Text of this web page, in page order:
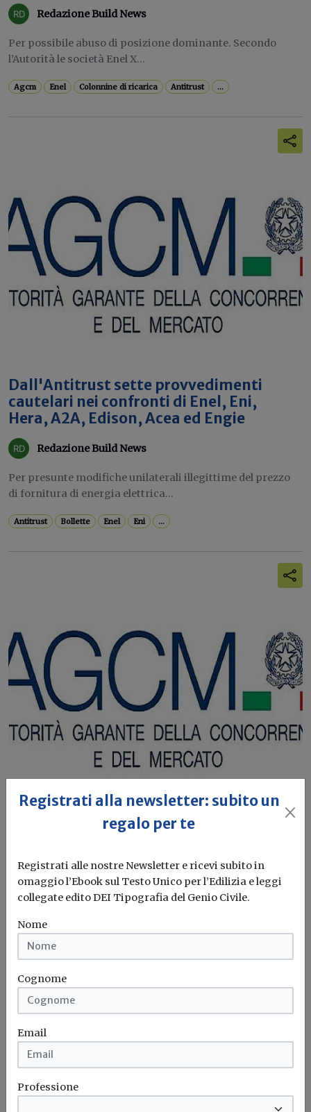
Redazione Build News
Per possibile abuso di posizione dominante. Secondo
l’Autorità le società Enel X...
Agcm Enel Colonnine di ricarica Antitrust ...
Dall'Antitrust sette provvedimenti
cautelari nei confronti di Enel, Eni,
Hera, A2A, Edison, Acea ed Engie
Redazione Build News
Per presunte modifiche unilaterali illegittime del prezzo
di fornitura di energia elettrica...
Antitrust Bollette Enel Eni ...
Pratiche ingannevoli nella vendita di
servizi energetici, Antitrust sanziona
Redazione Build News
operatori di call center liste...
Registrati alla newsletter: subito un
regalo per te
Registrati alle nostre Newsletter e ricevi subito in
omaggio l’Ebook sul Testo Unico per l’Edilizia e leggi
collegate edito DEI Tipografia del Genio Civile.
Nome
Cognome
Email
Professione